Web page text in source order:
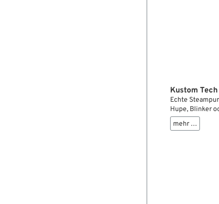
Kustom
Echte
Hupe, Blinker
angeschraubt.
mehr …